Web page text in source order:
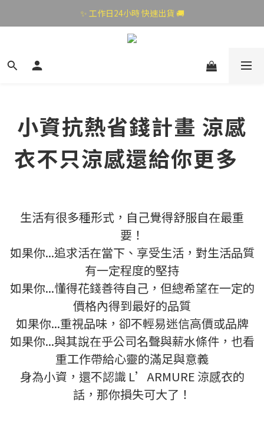
✨ 工作日24小時 快速出貨 🚚
小資抗熱省錢計畫 涼感
衣不只涼感還給你更多
生活有很多種形式，自己覺得舒服自在最重
要！
如果你...追求活在當下、享受生活，對生活品質
有一定程度的堅持
如果你...懂得花錢善待自己，但總希望在一定的
價格內得到最好的品質
如果你...重視品味，卻不輕易迷信高價或品牌
如果你...與其說在乎公司名聲與薪水條件，也看
重工作帶給心靈的滿足與意義
身為小資，還不認識 L’ARMURE 涼感衣的
話，那你損失可大了！